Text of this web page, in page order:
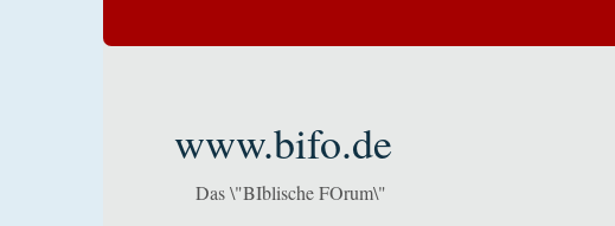
www.bifo.de
Das \"BIblische FOrum\"